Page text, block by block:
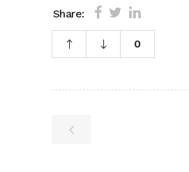
Share:
0